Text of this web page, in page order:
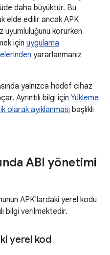
daha büyüktür. Bu
elde edilir ancak APK
korurken
için uygulama
yararlanmanız
yalnızca hedef cihaz
Ayrıntılı bilgi için Yükleme
olarak ayıklanması başlıklı
ABI yönetimi
APK'lardaki yerel kodu
bilgi verilmektedir.
yerel kod